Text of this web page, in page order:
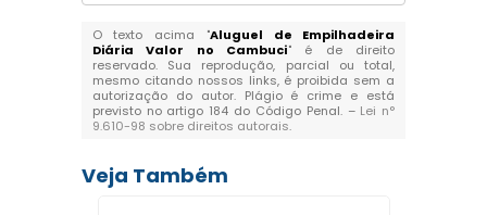
O texto acima "Aluguel de Empilhadeira
Diária Valor no Cambuci" é de direito
reservado. Sua reprodução, parcial ou total,
mesmo citando nossos links, é proibida sem a
autorização do autor. Plágio é crime e está
previsto no artigo 184 do Código Penal. – Lei n°
9.610-98 sobre direitos autorais.
Veja Também